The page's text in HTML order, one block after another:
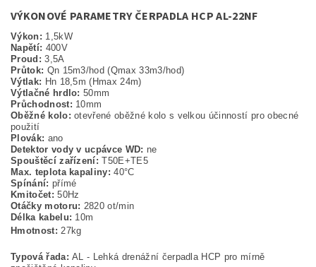
VÝKONOVÉ PARAMETRY ČERPADLA HCP AL-22NF
Výkon: 1,5kW
Napětí: 400V
Proud: 3,5A
Průtok: Qn 15m3/hod (Qmax 33m3/hod)
Výtlak: Hn 18,5m (Hmax 24m)
Výtlačné hrdlo:50mm
Průchodnost: 10mm
Oběžné kolo: otevřené oběžné kolo s velkou účinností pro obecné
použití
Plovák: ano
Detektor vody v ucpávce WD: ne
Spouštěcí zařízení:T50E+TE5
Max. teplota kapaliny:40°C
Spínání: přímé
Kmitočet:50Hz
Otáčky motoru: 2820 ot/min
Délka kabelu: 10m
Hmotnost: 27kg
Typová řada:AL - Lehká drenážní čerpadla HCP pro mírně